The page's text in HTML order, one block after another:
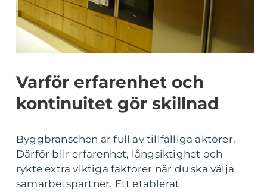
Varför erfarenhet och
kontinuitet gör skillnad
Byggbranschen är full av tillfälliga aktörer.
Därför blir erfarenhet, långsiktighet och
rykte extra viktiga faktorer när du ska välja
samarbetspartner. Ett etablerat